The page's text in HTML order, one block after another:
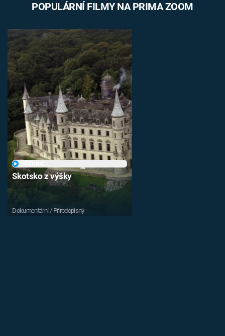
POPULÁRNÍ FILMY NA PRIMA ZOOM
Skotsko z výšky
Dokumentární / Přírodopisný